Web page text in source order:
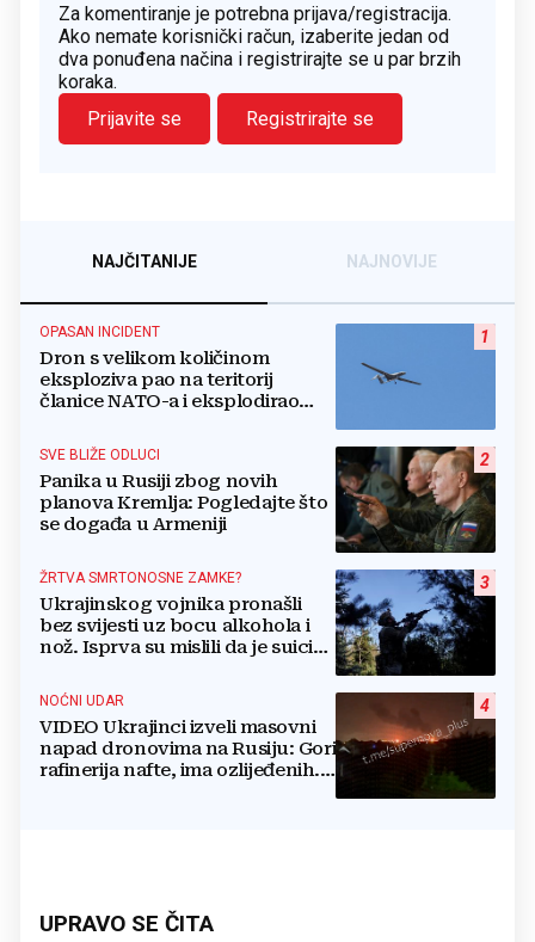
Za komentiranje je potrebna prijava/registracija.
Ako nemate korisnički račun, izaberite jedan od
dva ponuđena načina i registrirajte se u par brzih
koraka.
Prijavite se
Registrirajte se
NAJČITANIJE NAJNOVIJE
1
OPASAN INCIDENT
Dron s velikom količinom
eksploziva pao na teritorij
članice NATO-a i eksplodirao
2
SVE BLIŽE ODLUCI
Panika u Rusiji zbog novih
planova Kremlja: Pogledajte što
se događa u Armeniji
3
ŽRTVA SMRTONOSNE ZAMKE?
Ukrajinskog vojnika pronašli
bez svijesti uz bocu alkohola i
nož. Isprva su mislili da je suicid,
4
NOĆNI UDAR
VIDEO Ukrajinci izveli masovni
napad dronovima na Rusiju: Gori
rafinerija nafte, ima ozlijeđenih.
UPRAVO SE ČITA